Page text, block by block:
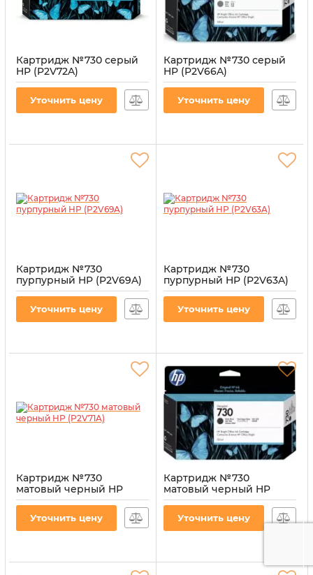
Картридж №730 серый
HP (P2V72A)
Артикул:CI-HP-P2V72A-G
Уточнить цену
Картридж №730 серый
HP (P2V66A)
Артикул:CI-HP-P2V66A-G
Уточнить цену
Картридж №730
пурпурный HP (P2V69A)
Артикул:CI-HP-P2V69A-M
Уточнить цену
Картридж №730
пурпурный HP (P2V63A)
Артикул:CI-HP-P2V63A-M
Уточнить цену
Картридж №730
матовый черный HP
(P2V71A)
Артикул:
Уточнить цену
Картридж №730
матовый черный HP
(P2V65A)
Артикул:
Уточнить цену